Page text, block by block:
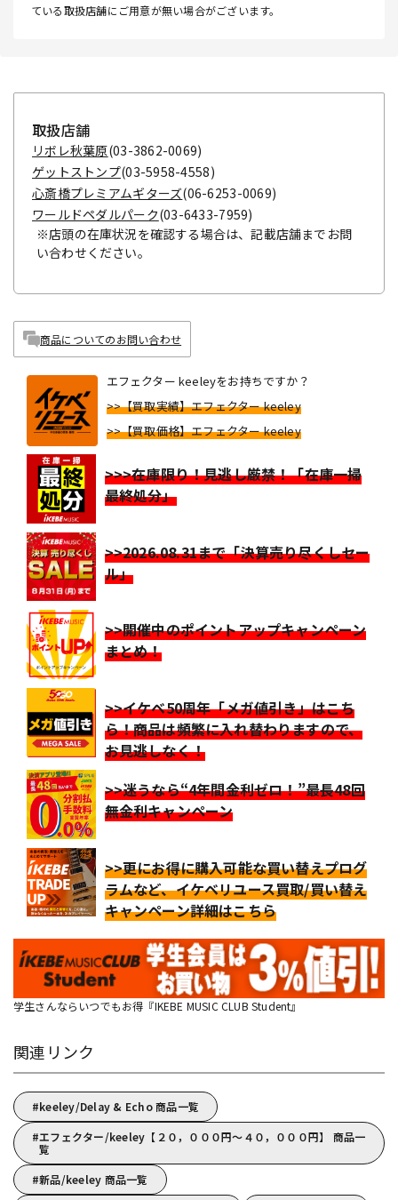
ている取扱店舗にご用意が無い場合がございます。
取扱店舗
リボレ秋葉原(03-3862-0069)
ゲットストンプ(03-5958-4558)
心斎橋プレミアムギターズ(06-6253-0069)
ワールドペダルパーク(03-6433-7959)
※店頭の在庫状況を確認する場合は、記載店舗までお問
い合わせください。
商品についてのお問い合わせ
エフェクター keeleyをお持ちですか？
>>【買取実績】エフェクター keeley
>>【買取価格】エフェクター keeley
>>>在庫限り！見逃し厳禁！「在庫一掃
最終処分」
>>2026.08.31まで「決算売り尽くしセー
ル」
>>開催中のポイントアップキャンペーン
まとめ！
>>イケベ50周年「メガ値引き」はこち
ら！商品は頻繁に入れ替わりますので、
お見逃しなく！
>>迷うなら“4年間金利ゼロ！”最長48回
無金利キャンペーン
>>更にお得に購入可能な買い替えプログ
ラムなど、イケベリユース買取/買い替え
キャンペーン詳細はこちら
学生さんならいつでもお得『IKEBE MUSIC CLUB Student』
関連リンク
keeley/Delay & Echo 商品一覧
エフェクター/keeley【２０，０００円～４０，０００円】 商品一
覧
新品/keeley 商品一覧